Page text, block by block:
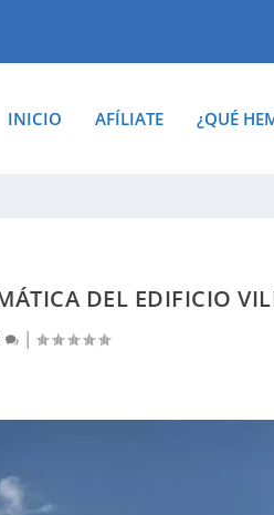
INICIO AFÍLIATE ¿QUÉ
DEL EDIFICIO
|